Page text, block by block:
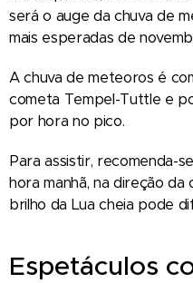
será o auge da chuva de
mais esperadas de
A chuva de meteoros é
cometa Tempel-Tuttle e
por hora no pico.
Para assistir, recomenda-
hora manhã, na direção da
brilho da Lua cheia pode
Espetáculos